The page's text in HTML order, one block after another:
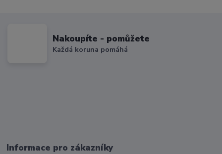
Nakoupíte - pomůžete
Každá koruna pomáhá
Informace pro zákazníky